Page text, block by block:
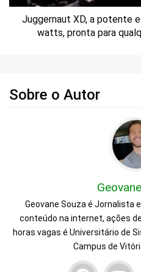
Juggernaut XD, a potente
watts, pronta para
Sobre o Autor
Geovane Souza é Jornalista
conteúdo na internet, ações
horas vagas é Universitário de
Campus de